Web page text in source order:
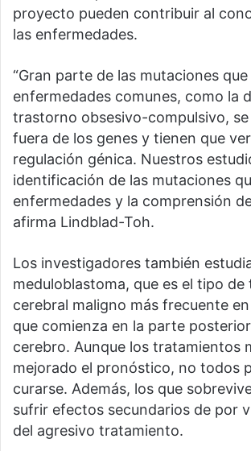
proyecto pueden contribuir al
las enfermedades.
“Gran parte de las mutaciones
enfermedades comunes, como la
trastorno obsesivo-compulsivo,
fuera de los genes y tienen que
regulación génica. Nuestros
identificación de las mutaciones
enfermedades y la comprensión
afirma Lindblad-Toh.
Los investigadores también
meduloblastoma, que es el tipo de
cerebral maligno más frecuente
que comienza en la parte
cerebro. Aunque los tratamientos
mejorado el pronóstico, no todos
curarse. Además, los que
sufrir efectos secundarios de por
del agresivo tratamiento.